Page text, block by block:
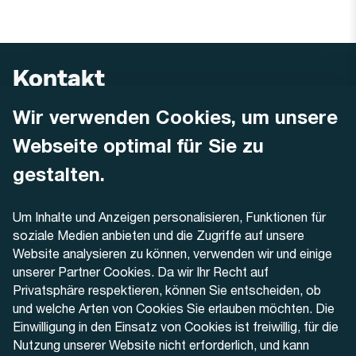
Wir verwenden Cookies, um unsere
Webseite optimal für Sie zu
gestalten.
Um Inhalte und Anzeigen personalisieren, Funktionen für
soziale Medien anbieten und die Zugriffe auf unsere
Website analysieren zu können, verwenden wir und einige
unserer Partner Cookies. Da wir Ihr Recht auf
Privatsphäre respektieren, können Sie entscheiden, ob
und welche Arten von Cookies Sie erlauben möchten. Die
Einwilligung in den Einsatz von Cookies ist freiwillig, für die
Nutzung unserer Website nicht erforderlich, und kann
Kontakt
AREMO
Dornacherstrasse 48
4500 Solothurn
+41 32 622 37 22
Kontaktformular